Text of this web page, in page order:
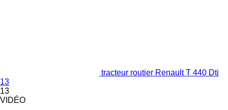
tracteur routier Renault T 440 Dti
13
13
VIDÉO